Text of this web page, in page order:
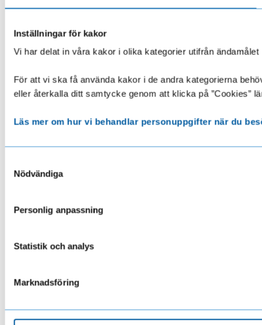
Inställningar för kakor
Vi har delat in våra kakor i olika kategorier utifrån
För att vi ska få använda kakor i de andra kategorierna
eller återkalla ditt samtycke genom att klicka på ”Cookies”
Läs mer om hur vi behandlar personuppgifter när du
Nödvändiga
Personlig anpassning
Statistik och analys
Marknadsföring